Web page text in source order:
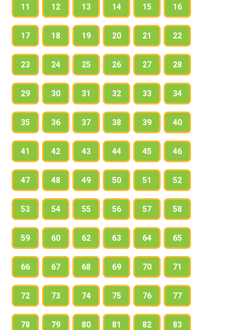
11 12 13 14 15 16
17 18 19 20 21 22
23 24 25 26 27 28
29 30 31 32 33 34
35 36 37 38 39 40
41 42 43 44 45 46
47 48 49 50 51 52
53 54 55 56 57 58
59 60 62 63 64 65
66 67 68 69 70 71
72 73 74 75 76 77
78 79 80 81 82 83